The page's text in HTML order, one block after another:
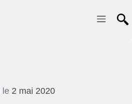
Menu
le 2 mai 2020